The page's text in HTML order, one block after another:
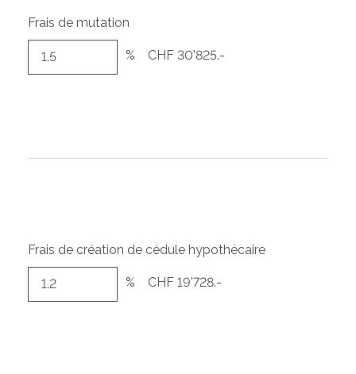
Frais de mutation
% CHF 30'825.-
Frais de création de cédule hypothécaire
% CHF 19'728.-